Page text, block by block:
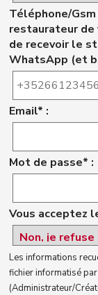
Téléphone/
restaurateur de
de recevoir le
WhatsApp (et
Email* :
Mot de passe* :
Vous acceptez
Les informations
fichier informatisé
(Administrateur/